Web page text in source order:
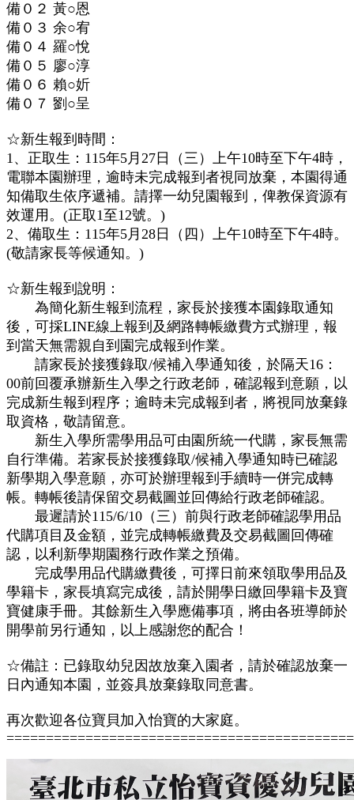
備０２ 黃○恩
備０３ 余○宥
備０４ 羅○悅
備０５ 廖○淳
備０６ 賴○妡
備０７ 劉○呈
☆新生報到時間：
1、正取生：115年5月27日（三）上午10時至下午4時，
電聯本園辦理，逾時未完成報到者視同放棄，本園得通
知備取生依序遞補。請擇一幼兒園報到，俾教保資源有
效運用。(正取1至12號。)
2、備取生：115年5月28日（四）上午10時至下午4時。
(敬請家長等候通知。)
☆新生報到說明：
為簡化新生報到流程，家長於接獲本園錄取通知
後，可採LINE線上報到及網路轉帳繳費方式辦理，報
到當天無需親自到園完成報到作業。
請家長於接獲錄取/候補入學通知後，於隔天16：
00前回覆承辦新生入學之行政老師，確認報到意願，以
完成新生報到程序；逾時未完成報到者，將視同放棄錄
取資格，敬請留意。
新生入學所需學用品可由園所統一代購，家長無需
自行準備。若家長於接獲錄取/候補入學通知時已確認
新學期入學意願，亦可於辦理報到手續時一併完成轉
帳。轉帳後請保留交易截圖並回傳給行政老師確認。
最遲請於115/6/10（三）前與行政老師確認學用品
代購項目及金額，並完成轉帳繳費及交易截圖回傳確
認，以利新學期園務行政作業之預備。
完成學用品代購繳費後，可擇日前來領取學用品及
學籍卡，家長填寫完成後，請於開學日繳回學籍卡及寶
寶健康手冊。其餘新生入學應備事項，將由各班導師於
開學前另行通知，以上感謝您的配合！
☆備註：已錄取幼兒因故放棄入園者，請於確認放棄一
日內通知本園，並簽具放棄錄取同意書。
再次歡迎各位寶貝加入怡寶的大家庭。